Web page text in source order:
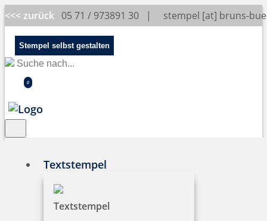
<<< zurück 05 71 / 973891 30 | stempel [at] bruns-
Stempel selbst gestalten
0
Textstempel
Textstempel
Stempelkugelschreiber